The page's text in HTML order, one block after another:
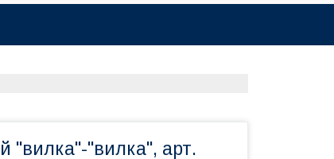
"вилка"-"вилка", арт.